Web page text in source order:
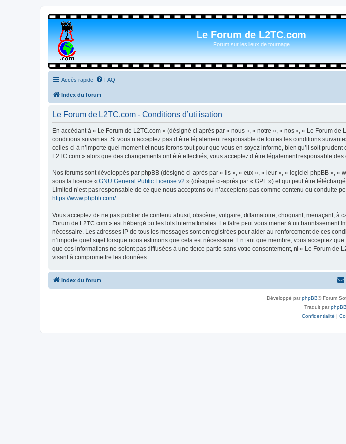
Le Forum de L2TC.com
Forum sur les lieux de tournage
Accès rapide FAQ
Index du forum
Le Forum de L2TC.com - Conditions d’utilisation
En accédant à « Le Forum de L2TC.com » (désigné ci-après par « nous », « notre », « nos », « Le Forum
conditions suivantes. Si vous n’acceptez pas d’être légalement responsable de toutes les conditions
celles-ci à n’importe quel moment et nous ferons tout pour que vous en soyez informé, bien qu’il soit
L2TC.com » alors que des changements ont été effectués, vous acceptez d’être légalement responsable
Nos forums sont développés par phpBB (désigné ci-après par « ils », « eux », « leur », « logiciel phpBB »,
sous la licence « GNU General Public License v2 » (désigné ci-après par « GPL ») et qui peut être
Limited n’est pas responsable de ce que nous acceptons ou n’acceptons pas comme contenu ou conduite
https://www.phpbb.com/.
Vous acceptez de ne pas publier de contenu abusif, obscène, vulgaire, diffamatoire, choquant, menaçant,
Forum de L2TC.com » est hébergé ou les lois internationales. Le faire peut vous mener à un
nécessaire. Les adresses IP de tous les messages sont enregistrées pour aider au renforcement de ces
n’importe quel sujet lorsque nous estimons que cela est nécessaire. En tant que membre, vous acceptez
que ces informations ne soient pas diffusées à une tierce partie sans votre consentement, ni « Le Forum
visant à compromettre les données.
Index du forum
Développé parphpBB® Forum
Traduit par
Confidentialité |